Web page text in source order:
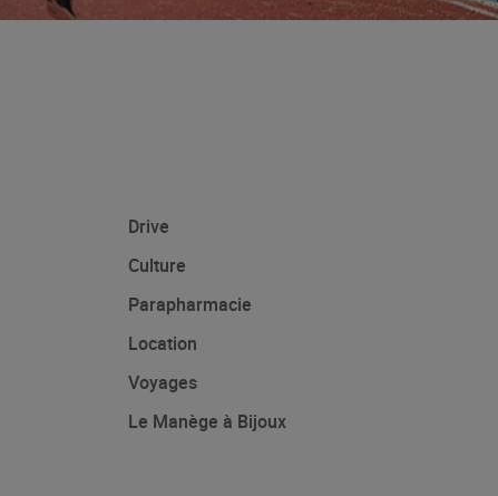
Drive
Culture
Parapharmacie
Location
Voyages
Le Manège à Bijoux